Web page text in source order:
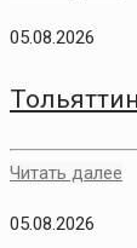
05.08.2026
Читать далее
05.08.2026